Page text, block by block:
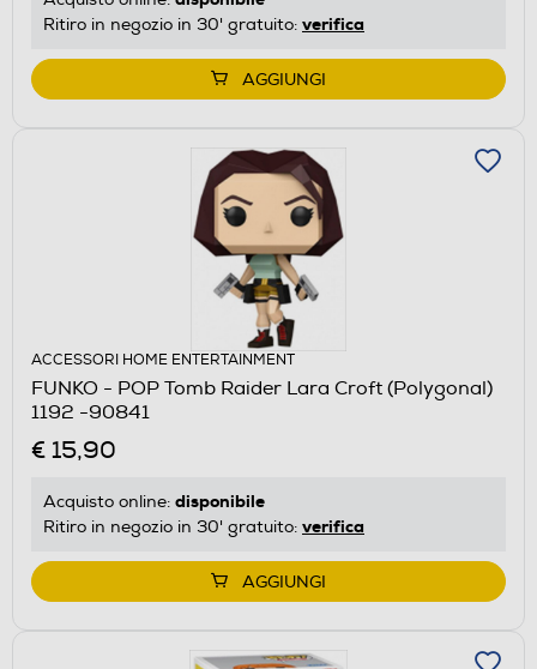
Ritiro in negozio in 30' gratuito: verifica
AGGIUNGI
ACCESSORI HOME ENTERTAINMENT
FUNKO - POP Tomb Raider Lara Croft (Polygonal)
1192 -90841
€ 15,90
Acquisto online: disponibile
Ritiro in negozio in 30' gratuito: verifica
AGGIUNGI